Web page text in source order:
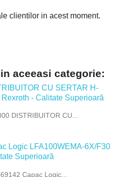
clientilor in acest moment.
aceeasi categorie:
DISTRIBUITOR CU...
Capac Logic...